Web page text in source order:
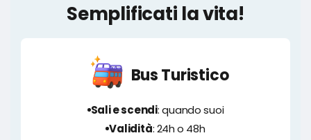
Semplificati la vita!
Bus Turistico
Sali e scendi: quando suoi
Validità: 24h o 48h